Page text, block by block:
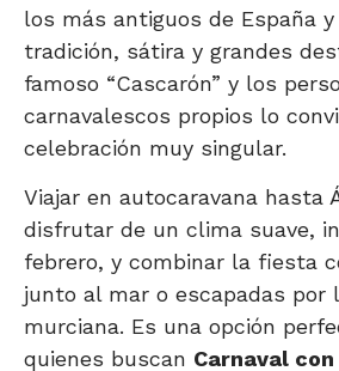
los más antiguos de España
tradición, sátira y grandes
famoso “Cascarón” y los
carnavalescos propios lo
celebración muy singular.
Viajar en autocaravana hasta
disfrutar de un clima suave,
febrero, y combinar la fiesta
junto al mar o escapadas por
murciana. Es una opción
quienes buscan Carnaval